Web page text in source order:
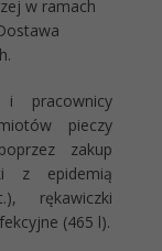
w ramach
i pracownicy
pieczy
zakup
z epidemią
rękawiczki
(465 l).